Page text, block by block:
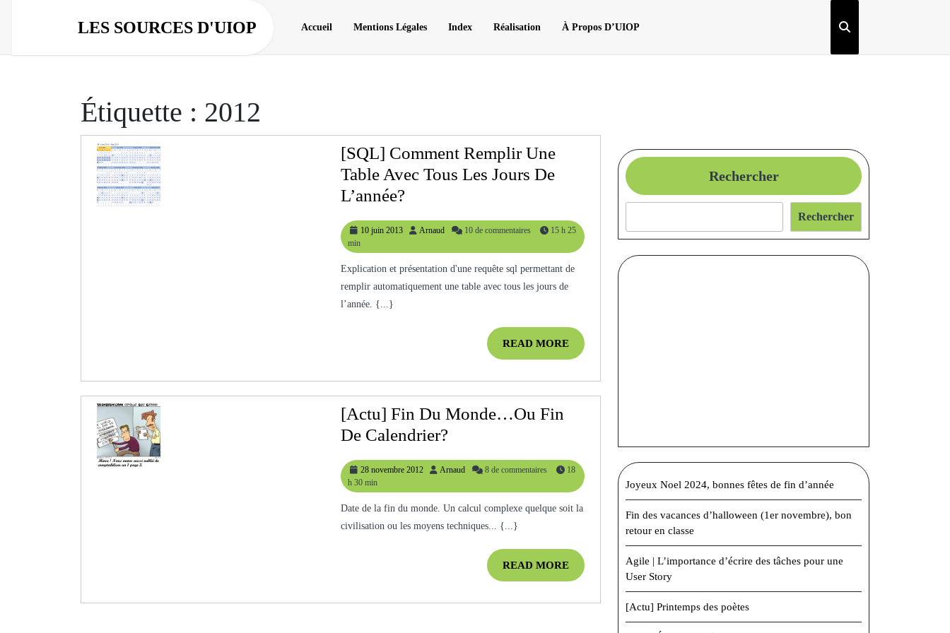
LES SOURCES D'UIOP Accueil Mentions Légales Index Réalisation À Propos D’UIOP
Étiquette : 2012
[SQL] Comment Remplir Une
Table Avec Tous Les Jours De
L’année?
Comment
Remplir
Une
Table
De
L’année?
10 juin 2013
10
2013
Arnaud Arnaud
10 de commentaires
15 h 25
min
Explication et présentation d'une requête sql permettant de
remplir automatiquement une table avec tous les jours de
l’année. {...}
READ MOREREAD
MORE
[Actu] Fin Du Monde…ou Fin
De Calendrier?
Fin
Du
Monde…
Ou
Calendrier?
28 novembre 2012
28
2012
Arnaud Arnaud
8 de commentaires
18
h 30 min
Date de la fin du monde. Un calcul complexe quelque soit la
civilisation ou les moyens techniques... {...}
READ MOREREAD
MORE
Rechercher
Rechercher
Joyeux Noel 2024, bonnes fêtes de fin d’année
Fin des vacances d’halloween (1er novembre), bon
retour en classe
Agile | L’importance d’écrire des tâches pour une
User Story
[Actu] Printemps des poètes